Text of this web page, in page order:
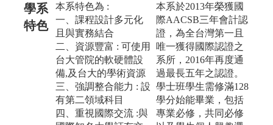
學系
特色
本系特色為 :
一、課程設計多元化
且與實務結合
二、資源豐富 : 可使用
台大管院的軟硬體設
備,及台大的學術資源
三、強調整合能力 : 設
有第二領域科目
四、重視國際交流 :與
本系於2013年榮獲國
際AACSB三年會計認
證，為全台灣第一且
唯一獲得國際認證之
系所，2016年再度通
過最長五年之認證。
學士班學生需修滿128
學分始能畢業，包括
專業必修，共同必修